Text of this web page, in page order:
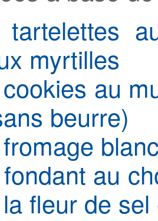
tartelettes
myrtilles
cookies au
beurre)
fromage
fondant au
fleur de